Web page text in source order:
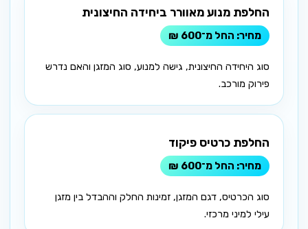
החלפת מנוע מאוורר ביחידה החיצונית
החל מ־600 ₪
סוג היחידה החיצונית, גישה למנוע, סוג המזגן והאם נדרש
פירוק מורכב.
החלפת כרטיס פיקוד
החל מ־600 ₪
סוג הכרטיס, דגם המזגן, זמינות החלק וההבדל בין מזגן
עילי למיני מרכזי.